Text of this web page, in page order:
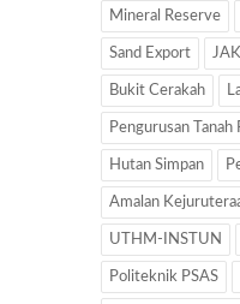
Mineral Reserve
Sand Export
Bukit Cerakah
Pengurusan
Hutan Simpan
Amalan
UTHM-INSTUN
Politeknik PSAS